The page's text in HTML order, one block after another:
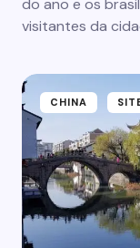
do ano e os
visitantes da
CHINA